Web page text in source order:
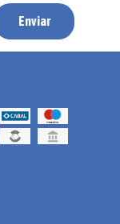
Enviar